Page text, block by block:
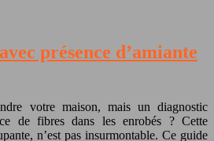
présence d’amiante
votre maison, mais un diagnostic
de fibres dans les enrobés ? Cette
n’est pas insurmontable. Ce guide